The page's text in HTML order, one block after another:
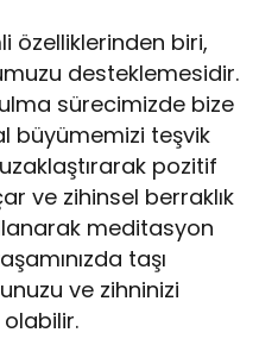
özelliklerinden biri,
desteklemesidir.
sürecimizde bize
büyümemizi teşvik
pozitif
ve zihinsel berraklık
meditasyon
taşı
ve zihninizi
olabilir.